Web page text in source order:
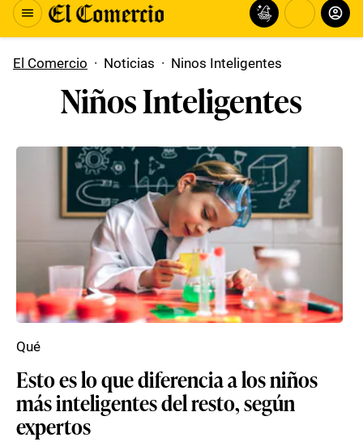
El Comercio · Noticias · Ninos Inteligentes
Niños Inteligentes
Esto es lo que diferencia a los niños
más inteligentes del resto, según
expertos
Qué